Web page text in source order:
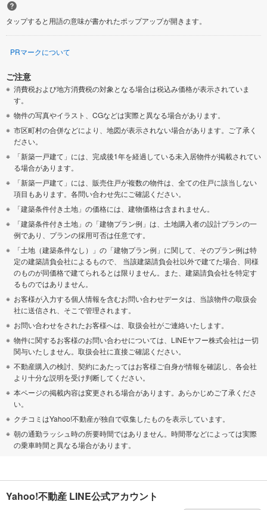
タップすると用語の意味が書かれたポップアップが開きます。
PRマークについて
ご注意
消費税および地方消費税の対象となる場合は税込み価格が表示されていま
す。
物件の写真やイラスト、CGなどは実際と異なる場合があります。
市区町村の合併などにより、地図が表示されない場合があります。ご了承く
ださい。
「新築一戸建て」には、完成後1年を経過している未入居物件が掲載されてい
る場合があります。
「新築一戸建て」には、販売住戸が複数の物件は、全ての住戸に該当しない
項目もあります。各問い合わせ先にご確認ください。
「建築条件付き土地」の価格には、建物価格は含まれません。
「建築条件付き土地」の「建物プラン例」は、土地購入者の設計プランの一
例であり、プランの採用可否は任意です。
「土地（建築条件なし）」の「建物プラン例」に関して、そのプラン例は特
定の建築請負会社によるもので、 当該建築請負会社以外で建てた場合、同様
のものが同価格で建てられるとは限りません。また、建築請負会社を特定す
るものではありません。
お客様が入力する個人情報を含むお問い合わせデータは、当該物件の取扱会
社に送信され、そこで管理されます。
お問い合わせをされたお客様へは、取扱会社がご連絡いたします。
物件に関するお客様のお問い合わせについては、LINEヤフー株式会社は一切
関与いたしません。取扱会社に直接ご確認ください。
不動産購入の検討、契約にあたってはお客様ご自身が情報を確認し、各会社
より十分な説明を受け判断してください。
本ページの掲載内容は変更される場合があります。あらかじめご了承くださ
い。
クチコミはYahoo!不動産が独自で収集したものを表示しています。
朝の通勤ラッシュ時の所要時間ではありません。時間帯などによっては実際
の乗車時間と異なる場合があります。
Yahoo!不動産 LINE公式アカウント